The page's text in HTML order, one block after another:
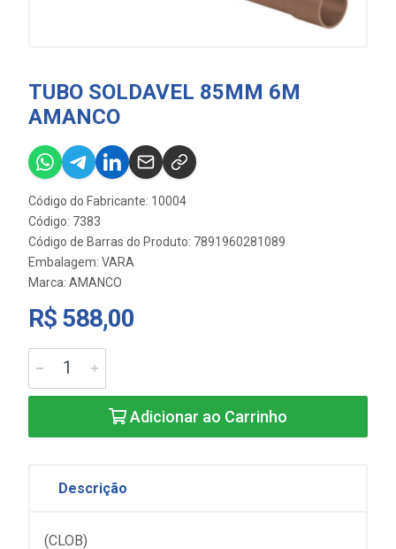
TUBO SOLDAVEL 85MM 6M
AMANCO
Código do Fabricante: 10004
Código: 7383
Código de Barras do Produto: 7891960281089
Embalagem: VARA
Marca: AMANCO
R$ 588,00
Adicionar ao Carrinho
Descrição
(CLOB)